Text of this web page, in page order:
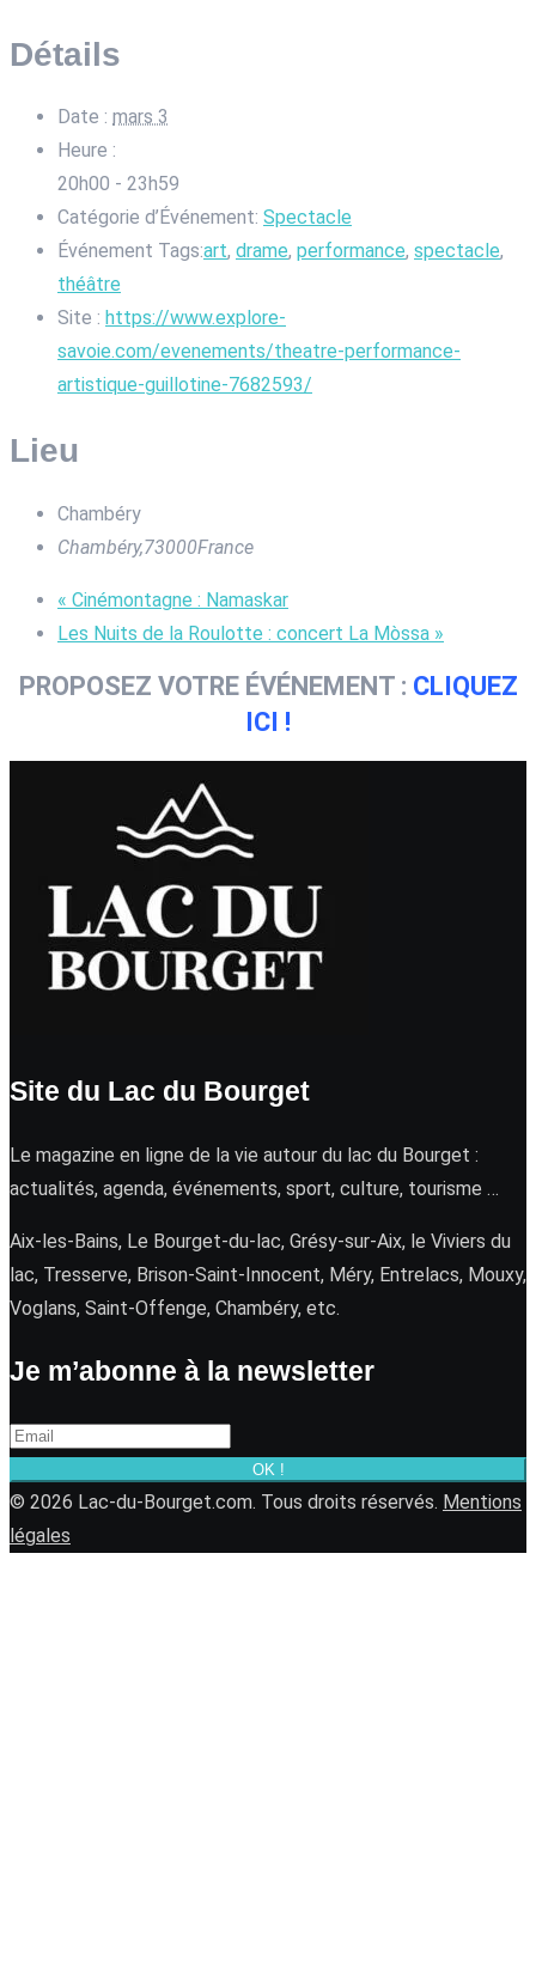
Détails
Date : mars 3
Heure :
20h00 - 23h59
Catégorie d’Événement: Spectacle
Événement Tags:art, drame, performance, spectacle,
théâtre
Site : https://www.explore-
savoie.com/evenements/theatre-performance-
artistique-guillotine-7682593/
Lieu
Chambéry
Chambéry,73000France
« Cinémontagne : Namaskar
Les Nuits de la Roulotte : concert La Mòssa »
PROPOSEZ VOTRE ÉVÉNEMENT : CLIQUEZ
ICI !
Site du Lac du Bourget
Le magazine en ligne de la vie autour du lac du Bourget :
actualités, agenda, événements, sport, culture, tourisme …
Aix-les-Bains, Le Bourget-du-lac, Grésy-sur-Aix, le Viviers du
lac, Tresserve, Brison-Saint-Innocent, Méry, Entrelacs, Mouxy,
Voglans, Saint-Offenge, Chambéry, etc.
Je m’abonne à la newsletter
OK !
© 2026 Lac-du-Bourget.com. Tous droits réservés. Mentions
légales